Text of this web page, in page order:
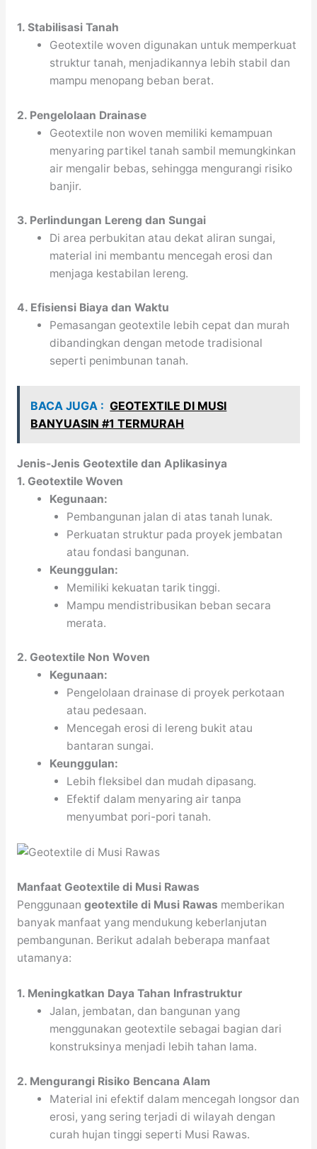
1. Stabilisasi Tanah
Geotextile woven digunakan untuk memperkuat
struktur tanah, menjadikannya lebih stabil dan
mampu menopang beban berat.
2. Pengelolaan Drainase
Geotextile non woven memiliki kemampuan
menyaring partikel tanah sambil memungkinkan
air mengalir bebas, sehingga mengurangi risiko
banjir.
3. Perlindungan Lereng dan Sungai
Di area perbukitan atau dekat aliran sungai,
material ini membantu mencegah erosi dan
menjaga kestabilan lereng.
4. Efisiensi Biaya dan Waktu
Pemasangan geotextile lebih cepat dan murah
dibandingkan dengan metode tradisional
seperti penimbunan tanah.
BACA JUGA : GEOTEXTILE DI MUSI
BANYUASIN #1 TERMURAH
Jenis-Jenis Geotextile dan Aplikasinya
1. Geotextile Woven
Kegunaan:
Pembangunan jalan di atas tanah lunak.
Perkuatan struktur pada proyek jembatan
atau fondasi bangunan.
Keunggulan:
Memiliki kekuatan tarik tinggi.
Mampu mendistribusikan beban secara
merata.
2. Geotextile Non Woven
Kegunaan:
Pengelolaan drainase di proyek perkotaan
atau pedesaan.
Mencegah erosi di lereng bukit atau
bantaran sungai.
Keunggulan:
Lebih fleksibel dan mudah dipasang.
Efektif dalam menyaring air tanpa
menyumbat pori-pori tanah.
Manfaat Geotextile di Musi Rawas
Penggunaan geotextile di Musi Rawas memberikan
banyak manfaat yang mendukung keberlanjutan
pembangunan. Berikut adalah beberapa manfaat
utamanya:
1. Meningkatkan Daya Tahan Infrastruktur
Jalan, jembatan, dan bangunan yang
menggunakan geotextile sebagai bagian dari
konstruksinya menjadi lebih tahan lama.
2. Mengurangi Risiko Bencana Alam
Material ini efektif dalam mencegah longsor dan
erosi, yang sering terjadi di wilayah dengan
curah hujan tinggi seperti Musi Rawas.